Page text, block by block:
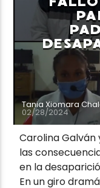
Tania Xiomara
02/28/2024
Carolina Galván
las
en la
En un giro